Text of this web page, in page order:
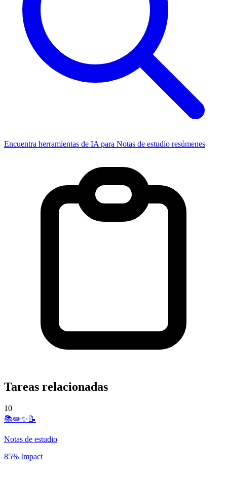
Encuentra herramientas de IA para Notas de estudio resúmenes
Tareas relacionadas
10
📚✏️✨📝
Notas de estudio
85% Impact